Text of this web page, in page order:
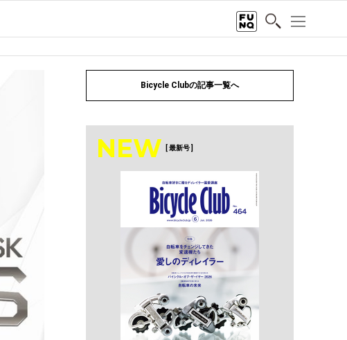
Bicycle Clubの記事一覧へ
NEW [ 最新号 ]